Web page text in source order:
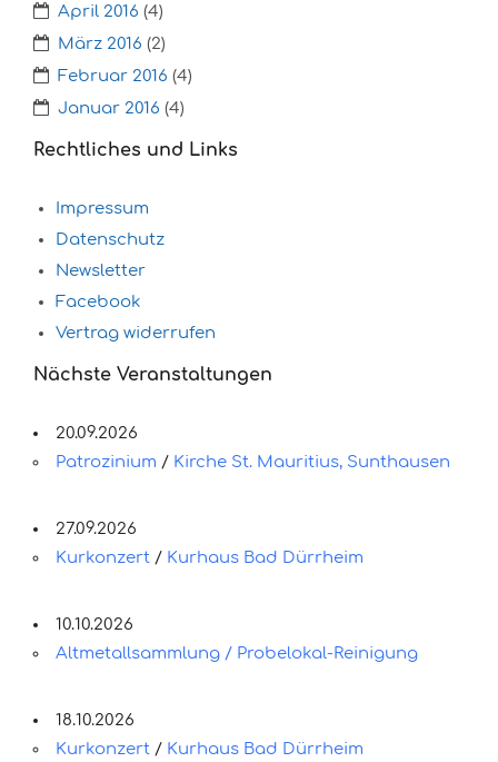
April 2016 (4)
März 2016 (2)
Februar 2016 (4)
Januar 2016 (4)
Rechtliches und Links
Impressum
Datenschutz
Newsletter
Facebook
Vertrag widerrufen
Nächste Veranstaltungen
20.09.2026
Patrozinium / Kirche St. Mauritius, Sunthausen
27.09.2026
Kurkonzert / Kurhaus Bad Dürrheim
10.10.2026
Altmetallsammlung / Probelokal-Reinigung
18.10.2026
Kurkonzert / Kurhaus Bad Dürrheim